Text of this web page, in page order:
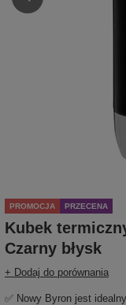
PROMOCJA PRZECENA
Kubek
Czarny błysk
+ Dodaj do porównania
✅ Nowy Byron jest